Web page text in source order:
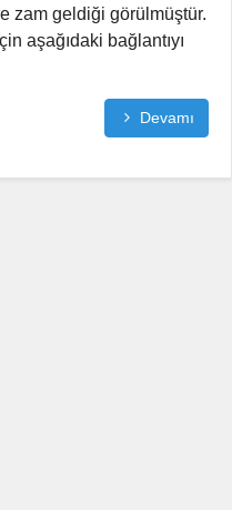
zam geldiği görülmüştür.
aşağıdaki bağlantıyı
Devamı